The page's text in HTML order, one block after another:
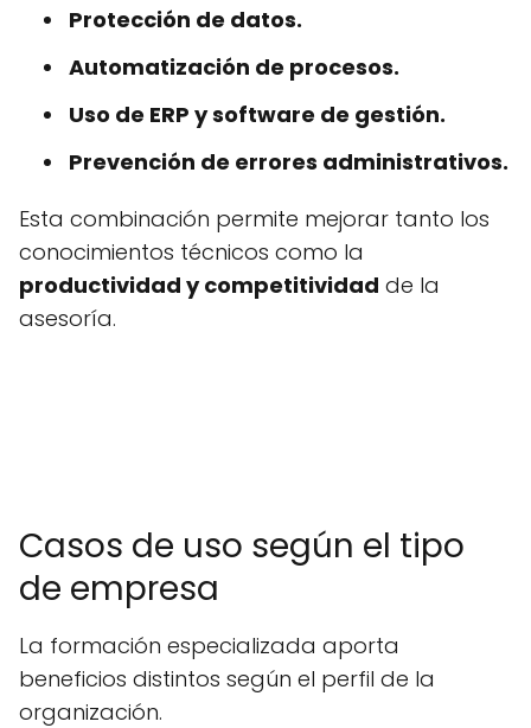
Protección de datos.
Automatización de procesos.
Uso de ERP y software de gestión.
Prevención de errores administrativos.
Esta combinación permite mejorar tanto los
conocimientos técnicos como la
productividad y competitividad de la
asesoría.
Casos de uso según el tipo
de empresa
La formación especializada aporta
beneficios distintos según el perfil de la
organización.